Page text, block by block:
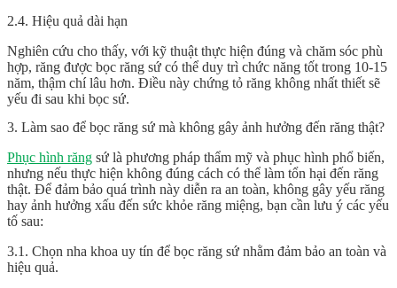
2.4. Hiệu quả dài hạn
Nghiên cứu cho thấy, với kỹ thuật thực hiện đúng và chăm sóc phù
hợp, răng được bọc răng sứ có thể duy trì chức năng tốt trong 10-15
năm, thậm chí lâu hơn. Điều này chứng tỏ răng không nhất thiết sẽ
yếu đi sau khi bọc sứ.
3. Làm sao để bọc răng sứ mà không gây ảnh hưởng đến răng thật?
Phục hình răng sứ là phương pháp thẩm mỹ và phục hình phổ biến,
nhưng nếu thực hiện không đúng cách có thể làm tổn hại đến răng
thật. Để đảm bảo quá trình này diễn ra an toàn, không gây yếu răng
hay ảnh hưởng xấu đến sức khỏe răng miệng, bạn cần lưu ý các yếu
tố sau:
3.1. Chọn nha khoa uy tín để bọc răng sứ nhằm đảm bảo an toàn và
hiệu quả.